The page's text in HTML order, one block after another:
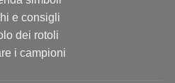
e consigli
dei rotoli
i campioni